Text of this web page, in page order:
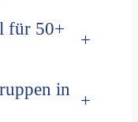
für 50+
+
in
+